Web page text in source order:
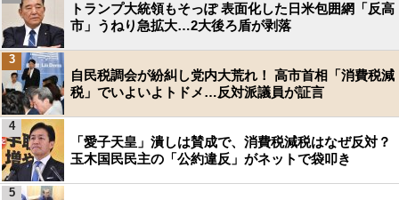
トランプ大統領もそっぽ 表面化した日米包囲網「反高
市」うねり急拡大…2大後ろ盾が剥落
自民税調会が紛糾し党内大荒れ！ 高市首相「消費税減
税」でいよいよトドメ…反対派議員が証言
3
「愛子天皇」潰しは賛成で、消費税減税はなぜ反対？
玉木国民民主の「公約違反」がネットで袋叩き
4
5